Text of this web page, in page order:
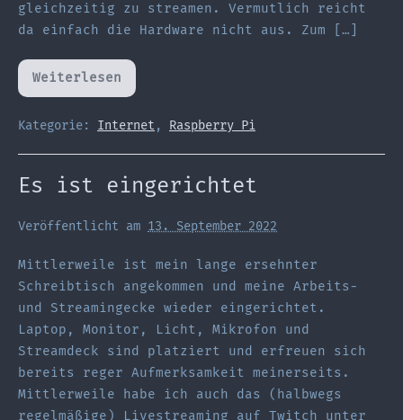
gleichzeitig zu streamen. Vermutlich reicht
da einfach die Hardware nicht aus. Zum […]
Weiterlesen
Raspberry
Pi
Streaming-
PC?
Kategorie: Internet , Raspberry Pi
Es ist eingerichtet
Veröffentlicht am 13. September 2022
Mittlerweile ist mein lange ersehnter
Schreibtisch angekommen und meine Arbeits-
und Streamingecke wieder eingerichtet.
Laptop, Monitor, Licht, Mikrofon und
Streamdeck sind platziert und erfreuen sich
bereits reger Aufmerksamkeit meinerseits.
Mittlerweile habe ich auch das (halbwegs
regelmäßige) Livestreaming auf Twitch unter